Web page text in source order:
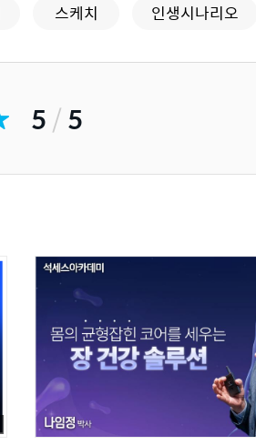
스케치 인생시나리오
5/5